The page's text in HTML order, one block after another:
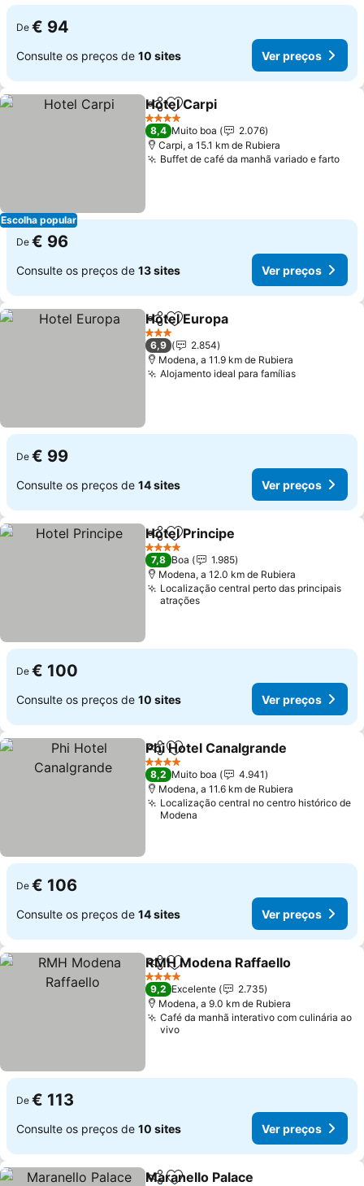
De € 94
Consulte os preços de 10 sites Ver preços
Escolha popular
PartilharAdicionar aos favoritos
Hotel Carpi
4 Estrelas
8,4 Muito boa
2.076
Carpi, a 15.1 km de Rubiera
Buffet de café da manhã variado e farto
De € 96
Consulte os preços de 13 sites Ver preços
PartilharAdicionar aos favoritos
Hotel Europa
3 Estrelas
6,9
2.854
Modena, a 11.9 km de Rubiera
Alojamento ideal para famílias
De € 99
Consulte os preços de 14 sites Ver preços
PartilharAdicionar aos favoritos
Hotel Principe
4 Estrelas
7,8 Boa
1.985
Modena, a 12.0 km de Rubiera
Localização central perto das principais
atrações
De € 100
Consulte os preços de 10 sites Ver preços
PartilharAdicionar aos favoritos
Phi Hotel Canalgrande
4 Estrelas
8,2 Muito boa
4.941
Modena, a 11.6 km de Rubiera
Localização central no centro histórico de
Modena
De € 106
Consulte os preços de 14 sites Ver preços
PartilharAdicionar aos favoritos
RMH Modena Raffaello
4 Estrelas
9,2 Excelente
2.735
Modena, a 9.0 km de Rubiera
Café da manhã interativo com culinária ao
vivo
De € 113
Consulte os preços de 10 sites Ver preços
Maranello Palace